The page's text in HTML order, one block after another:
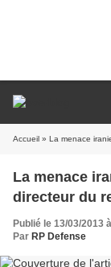
Accueil » La menace
La menace
directeur du
Publié le 13/03/2013
Par RP Defense